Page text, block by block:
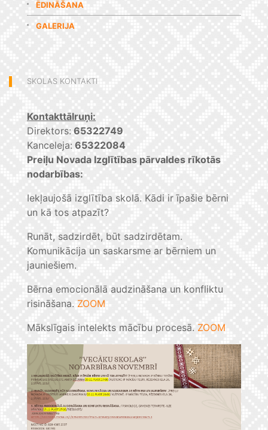
ĒDINĀŠANA
GALERIJA
SKOLAS KONTAKTI
Kontakttālruņi:
Direktors: 65322749
Kanceleja: 65322084
Preiļu Novada Izglītības pārvaldes rīkotās
nodarbības:
Iekļaujošā izglītība skolā. Kādi ir īpašie bērni
un kā tos atpazīt?
Runāt, sadzirdēt, būt sadzirdētam.
Komunikācija un saskarsme ar bērniem un
jauniešiem.
Bērna emocionālā audzināšana un konfliktu
risināšana. ZOOM
Mākslīgais intelekts mācību procesā. ZOOM